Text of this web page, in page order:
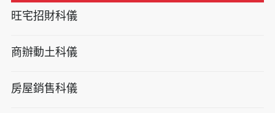
旺宅招財科儀
商辦動土科儀
房屋銷售科儀